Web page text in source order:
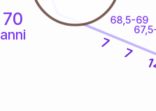
70
anni
68,5-69
7
7